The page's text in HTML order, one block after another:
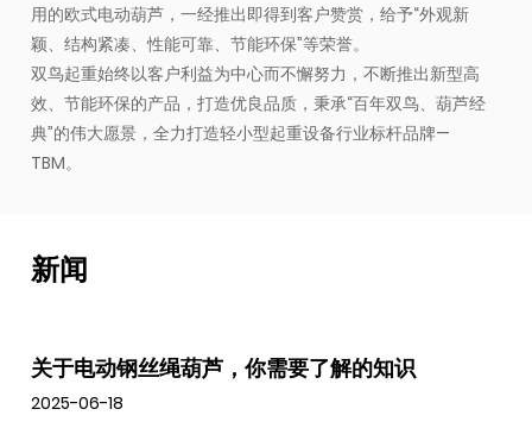
用的欧式电动葫芦，一经推出即得到客户赞赏，给予“外观新
颖、结构紧凑、性能可靠、节能环保”等荣誉。
双鸟起重始终以客户利益为中心而不懈努力，不断推出新型高
效、节能环保的产品，打造优良品质，秉承“百年双鸟、葫芦经
典”的伟大愿景，全力打造轻小型起重设备行业标杆品牌—
TBM。
新闻
要了解的知识 释放钢丝绳提升系统在工业